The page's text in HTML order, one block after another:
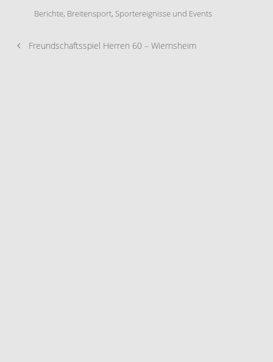
Berichte, Breitensport, Sportereignisse und Events
Freundschaftsspiel Herren 60 – Wiernsheim